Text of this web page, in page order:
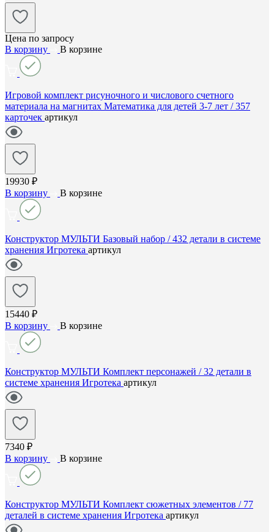
Цена по запросу
В корзину
В корзине
Игровой комплект рисуночного и числового счетного
материала на магнитах Математика для детей 3-7 лет / 357
карточек артикул
19930 ₽
В корзину
В корзине
Конструктор МУЛЬТИ Базовый набор / 432 детали в системе
хранения Игротека артикул
15440 ₽
В корзину
В корзине
Конструктор МУЛЬТИ Комплект персонажей / 32 детали в
системе хранения Игротека артикул
7340 ₽
В корзину
В корзине
Конструктор МУЛЬТИ Комплект сюжетных элементов / 77
деталей в системе хранения Игротека артикул